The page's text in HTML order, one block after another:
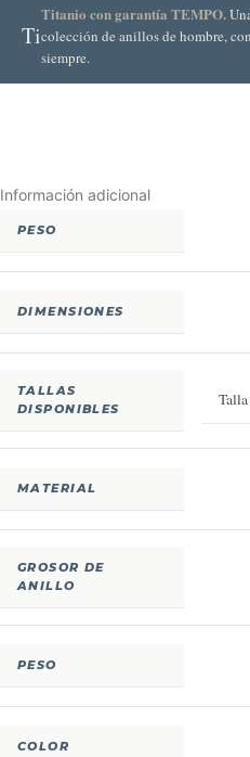
Ti
Titanio con garantía TEMPO.
colección de anillos de hombre,
siempre.
Información adicional
PESO
DIMENSIONES
TALLAS
DISPONIBLES
Talla
MATERIAL
GROSOR DE
ANILLO
PESO
COLOR